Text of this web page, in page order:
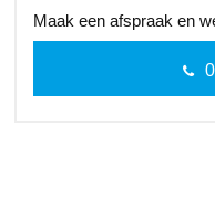
Maak een afspraak en